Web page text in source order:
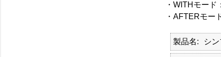
・WITHモー
・AFTERモ
製品名 シ